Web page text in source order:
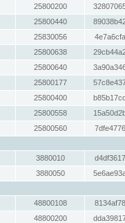
25800200
25800440
25830056
25800638
25800640
25800177
25800400
25800558
25800560
3880010
3880050
48800108
48800200